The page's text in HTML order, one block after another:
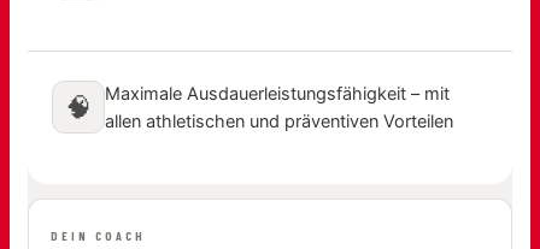
🧠
Maximale Ausdauerleistungsfähigkeit – mit
allen athletischen und präventiven Vorteilen
DEIN COACH